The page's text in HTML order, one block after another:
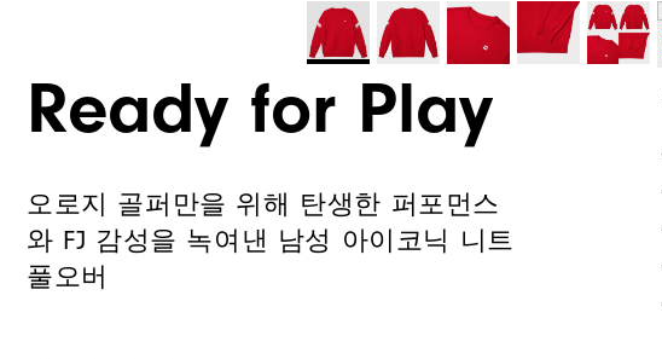
Ready for Play
오로지 골퍼만을 위해 탄생한 퍼포먼스
와 FJ 감성을 녹여낸 남성 아이코닉 니트
풀오버